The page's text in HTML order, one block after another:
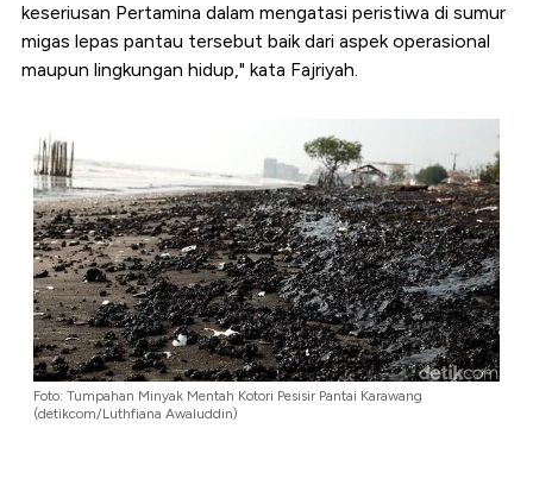
keseriusan Pertamina dalam mengatasi peristiwa di sumur
migas lepas pantau tersebut baik dari aspek operasional
maupun lingkungan hidup," kata Fajriyah.
Foto: Tumpahan Minyak Mentah Kotori Pesisir Pantai Karawang
(detikcom/Luthfiana Awaluddin)